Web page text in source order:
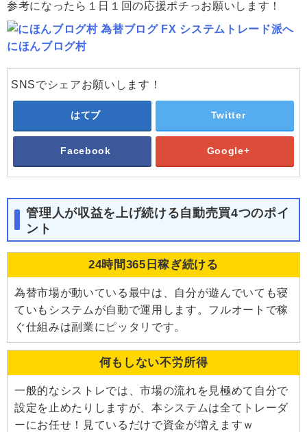
参考になったら１日１回の応援ポチっお願いします！
にほんブログ村
SNSでシェアお願いします！
はてブ Twitter
Facebook Google+
管理人が収益を上げ続ける自動売買4つのポイ
ント
24時間365日稼ぎ続ける
為替市場が動いている最中は、自分が遊んでいても寝
ていもシステムが自動で運用します。フルオートで稼
ぐ仕組みは副業にピッタリです。
何もしない不労所得
一般的なシストレでは、市場の流れを見極めて自分で
設定を止めたりしますが、本システムは全てトレーダ
ーにお任せ！見ているだけで資金が増えますｗ